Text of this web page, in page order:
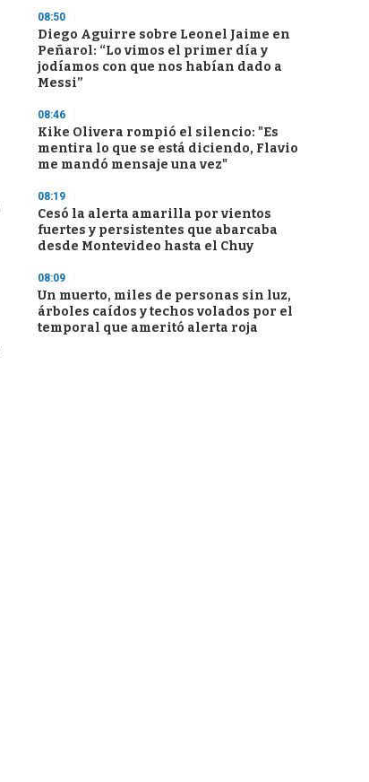
08:50
Diego Aguirre sobre Leonel Jaime en
Peñarol: “Lo vimos el primer día y
jodíamos con que nos habían dado a
Messi”
08:46
Kike Olivera rompió el silencio: "Es
mentira lo que se está diciendo, Flavio
me mandó mensaje una vez"
08:19
Cesó la alerta amarilla por vientos
fuertes y persistentes que abarcaba
desde Montevideo hasta el Chuy
08:09
Un muerto, miles de personas sin luz,
árboles caídos y techos volados por el
temporal que ameritó alerta roja